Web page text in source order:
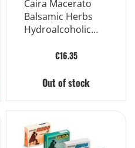
Caira Macerato
Balsamic Herbs
Hydroalcoholic
€16.35
Out of stock